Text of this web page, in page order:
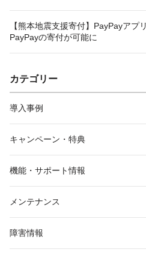
【熊本地震支援寄付】PayPayアプ
PayPayの寄付が可能に
カテゴリー
導入事例
キャンペーン・特典
機能・サポート情報
メンテナンス
障害情報